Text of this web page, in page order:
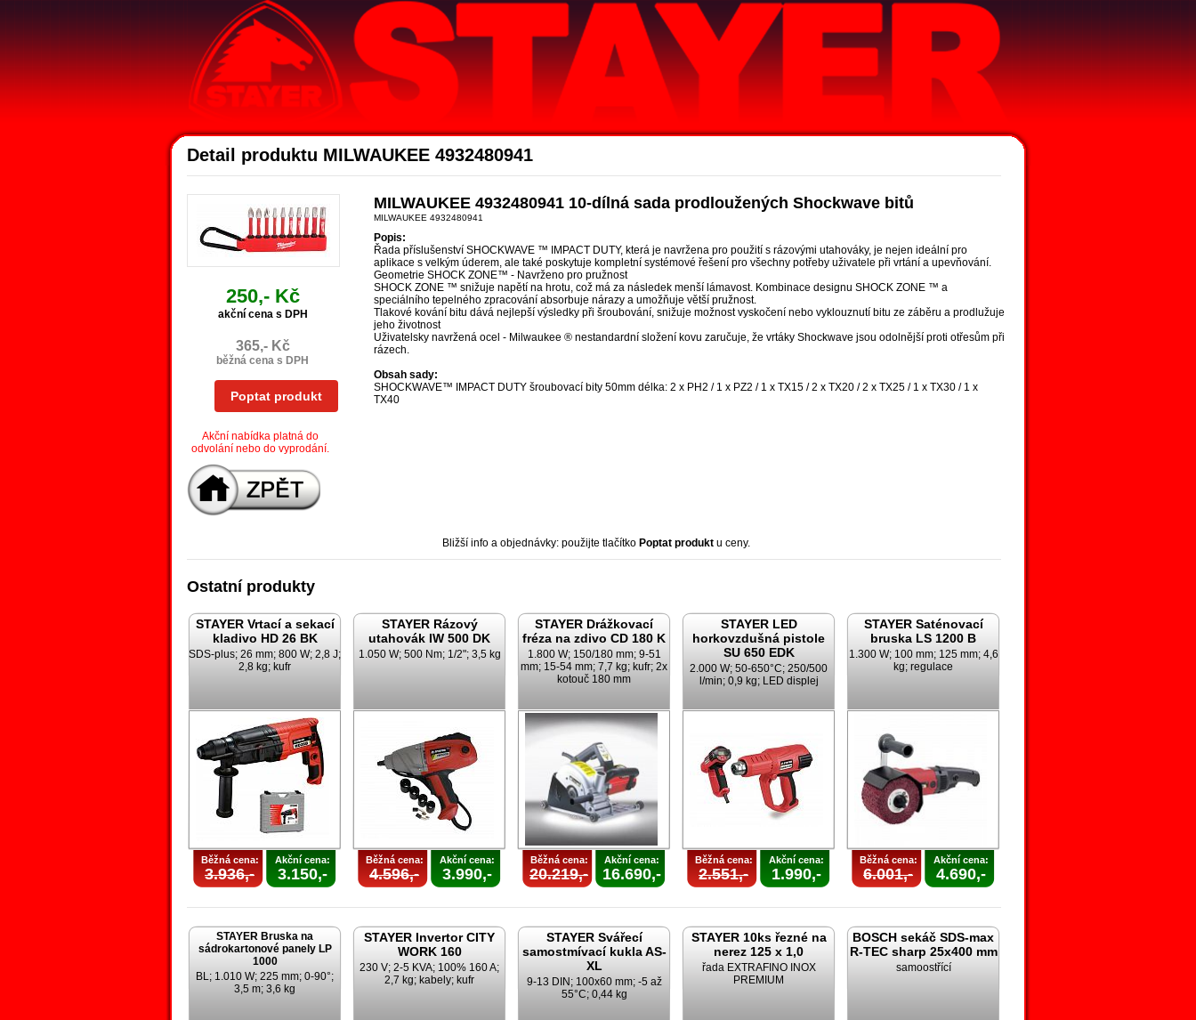
Akce Stayer
Detail produktu MILWAUKEE 4932480941
250,- Kč
akční cena s DPH
365,- Kč
běžná cena s DPH
Poptat produkt
Akční nabídka platná do
odvolání nebo do vyprodání.
MILWAUKEE 4932480941 10-dílná sada prodloužených Shockwave bitů
MILWAUKEE 4932480941
Popis:
Řada příslušenství SHOCKWAVE ™ IMPACT DUTY, která je navržena pro použití s rázovými utahováky, je nejen ideální pro
aplikace s velkým úderem, ale také poskytuje kompletní systémové řešení pro všechny potřeby uživatele při vrtání a upevňování.
Geometrie SHOCK ZONE™ - Navrženo pro pružnost
SHOCK ZONE ™ snižuje napětí na hrotu, což má za následek menší lámavost. Kombinace designu SHOCK ZONE ™ a
speciálního tepelného zpracování absorbuje nárazy a umožňuje větší pružnost.
Tlakové kování bitu dává nejlepší výsledky při šroubování, snižuje možnost vyskočení nebo vyklouznutí bitu ze záběru a prodlužuje
jeho životnost
Uživatelsky navržená ocel - Milwaukee ® nestandardní složení kovu zaručuje, že vrtáky Shockwave jsou odolnější proti otřesům při
rázech.
Obsah sady:
SHOCKWAVE™ IMPACT DUTY šroubovací bity 50mm délka: 2 x PH2 / 1 x PZ2 / 1 x TX15 / 2 x TX20 / 2 x TX25 / 1 x TX30 / 1 x
TX40
Bližší info a objednávky: použijte tlačítko Poptat produktu ceny.
Ostatní produkty
STAYER Vrtací a sekací
kladivo HD 26 BK
SDS-plus; 26 mm; 800 W; 2,8 J;
2,8 kg; kufr
Běžná cena:
3.936,-
Akční cena:
3.150,-
STAYER Rázový
utahovák IW 500 DK
1.050 W; 500 Nm; 1/2"; 3,5 kg
Běžná cena:
4.596,-
Akční cena:
3.990,-
STAYER Drážkovací
fréza na zdivo CD 180 K
1.800 W; 150/180 mm; 9-51
mm; 15-54 mm; 7,7 kg; kufr; 2x
kotouč 180 mm
Běžná cena:
20.219,-
Akční cena:
16.690,-
STAYER LED
horkovzdušná pistole
SU 650 EDK
2.000 W; 50-650°C; 250/500
l/min; 0,9 kg; LED displej
Běžná cena:
2.551,-
Akční cena:
1.990,-
STAYER Saténovací
bruska LS 1200 B
1.300 W; 100 mm; 125 mm; 4,6
kg; regulace
Běžná cena:
6.001,-
Akční cena:
4.690,-
STAYER Bruska na
sádrokartonové panely LP
1000
BL; 1.010 W; 225 mm; 0-90°;
3,5 m; 3,6 kg
STAYER Invertor CITY
WORK 160
230 V; 2-5 KVA; 100% 160 A;
2,7 kg; kabely; kufr
STAYER Svářecí
samostmívací kukla AS-
XL
9-13 DIN; 100x60 mm; -5 až
55°C; 0,44 kg
STAYER 10ks řezné na
nerez 125 x 1,0
řada EXTRAFINO INOX
PREMIUM
BOSCH sekáč SDS-max
R-TEC sharp 25x400 mm
samoostřící